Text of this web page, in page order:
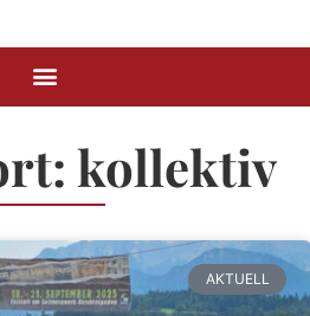
kollektiv
AKTUELL